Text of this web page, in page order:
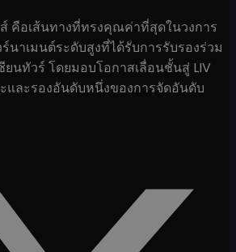
คือเส้นทางที่ทรงคุณค่าที่สุดในวงการ
นาเมนต์ระดับสูงที่ได้รับการรับรองร่วม
ยนทัวร์ โดยมอบโอกาสเลื่อนชั้นสู่ LIV
และรองอันดับหนึ่งของการจัดอันดับ